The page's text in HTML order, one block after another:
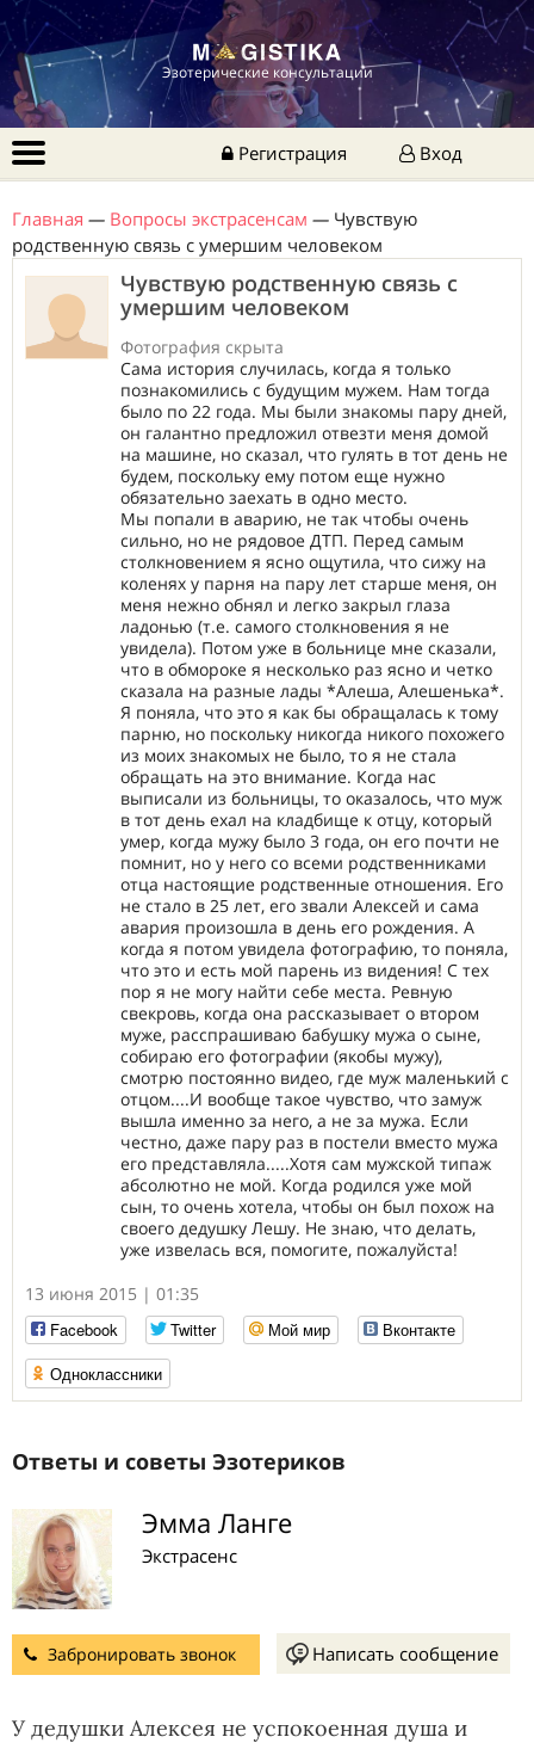
Эзотерические консультации
Регистрация Вход
Главная — Вопросы экстрасенсам — Чувствую
родственную связь с умершим человеком
Чувствую родственную связь с
умершим человеком
Фотография скрыта
Сама история случилась, когда я только
познакомились с будущим мужем. Нам тогда
было по 22 года. Мы были знакомы пару дней,
он галантно предложил отвезти меня домой
на машине, но сказал, что гулять в тот день не
будем, поскольку ему потом еще нужно
обязательно заехать в одно место.
Мы попали в аварию, не так чтобы очень
сильно, но не рядовое ДТП. Перед самым
столкновением я ясно ощутила, что сижу на
коленях у парня на пару лет старше меня, он
меня нежно обнял и легко закрыл глаза
ладонью (т.е. самого столкновения я не
увидела). Потом уже в больнице мне сказали,
что в обмороке я несколько раз ясно и четко
сказала на разные лады *Алеша, Алешенька*.
Я поняла, что это я как бы обращалась к тому
парню, но поскольку никогда никого похожего
из моих знакомых не было, то я не стала
обращать на это внимание. Когда нас
выписали из больницы, то оказалось, что муж
в тот день ехал на кладбище к отцу, который
умер, когда мужу было 3 года, он его почти не
помнит, но у него со всеми родственниками
отца настоящие родственные отношения. Его
не стало в 25 лет, его звали Алексей и сама
авария произошла в день его рождения. А
когда я потом увидела фотографию, то поняла,
что это и есть мой парень из видения! С тех
пор я не могу найти себе места. Ревную
свекровь, когда она рассказывает о втором
муже, расспрашиваю бабушку мужа о сыне,
собираю его фотографии (якобы мужу),
смотрю постоянно видео, где муж маленький с
отцом....И вообще такое чувство, что замуж
вышла именно за него, а не за мужа. Если
честно, даже пару раз в постели вместо мужа
его представляла.....Хотя сам мужской типаж
абсолютно не мой. Когда родился уже мой
сын, то очень хотела, чтобы он был похож на
своего дедушку Лешу. Не знаю, что делать,
уже извелась вся, помогите, пожалуйста!
13 июня 2015 | 01:35
Facebook
Twitter Мой мир
Вконтакте
Одноклассники
Ответы и советы Эзотериков
Эмма Ланге
Экстрасенс
Забронировать звонок Написать сообщение
У дедушки Алексея не успокоенная душа и